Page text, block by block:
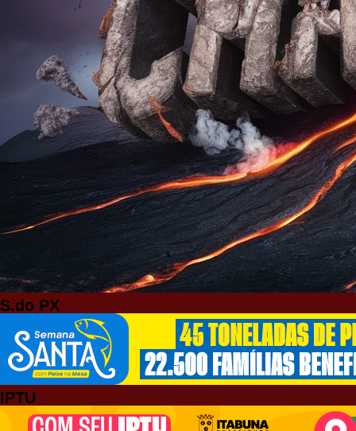
S.do PX
IPTU